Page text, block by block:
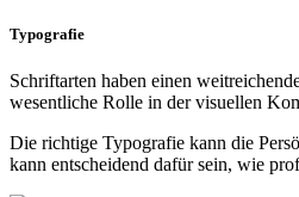
Typografie
Schriftarten haben einen
wesentliche Rolle in der visuellen
Die richtige Typografie kann die
kann entscheidend dafür sein, wie